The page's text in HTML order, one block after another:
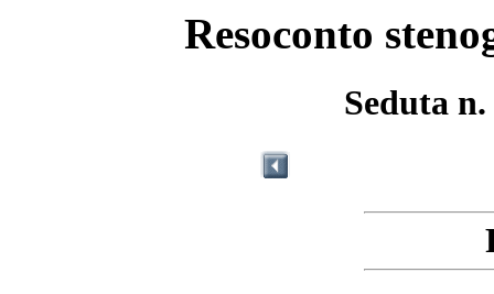
Resoconto
Seduta